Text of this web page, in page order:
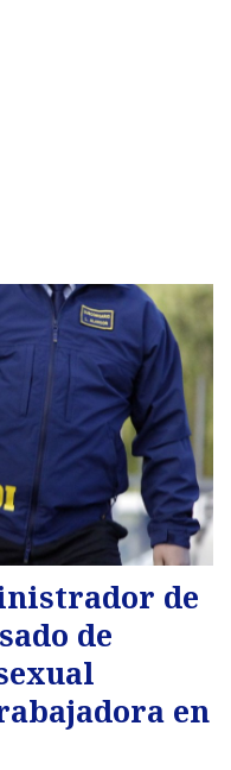
de
de
en